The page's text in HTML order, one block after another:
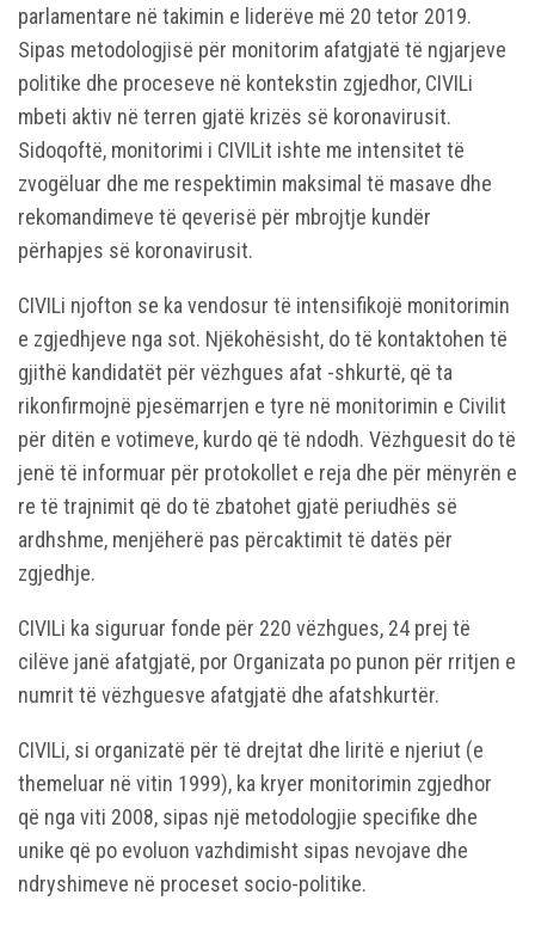
parlamentare në takimin e liderëve më 20 tetor 2019.
Sipas metodologjisë për monitorim afatgjatë të ngjarjeve
politike dhe proceseve në kontekstin zgjedhor, CIVILi
mbeti aktiv në terren gjatë krizës së koronavirusit.
Sidoqoftë, monitorimi i CIVILit ishte me intensitet të
zvogëluar dhe me respektimin maksimal të masave dhe
rekomandimeve të qeverisë për mbrojtje kundër
përhapjes së koronavirusit.
CIVILi njofton se ka vendosur të intensifikojë monitorimin
e zgjedhjeve nga sot. Njëkohësisht, do të kontaktohen të
gjithë kandidatët për vëzhgues afat -shkurtë, që ta
rikonfirmojnë pjesëmarrjen e tyre në monitorimin e Civilit
për ditën e votimeve, kurdo që të ndodh. Vëzhguesit do të
jenë të informuar për protokollet e reja dhe për mënyrën e
re të trajnimit që do të zbatohet gjatë periudhës së
ardhshme, menjëherë pas përcaktimit të datës për
zgjedhje.
CIVILi ka siguruar fonde për 220 vëzhgues, 24 prej të
cilëve janë afatgjatë, por Organizata po punon për rritjen e
numrit të vëzhguesve afatgjatë dhe afatshkurtër.
CIVILi, si organizatë për të drejtat dhe liritë e njeriut (e
themeluar në vitin 1999), ka kryer monitorimin zgjedhor
që nga viti 2008, sipas një metodologjie specifike dhe
unike që po evoluon vazhdimisht sipas nevojave dhe
ndryshimeve në proceset socio-politike.